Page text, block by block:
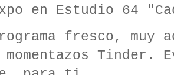
en Estudio 64
fresco,
Tinder.